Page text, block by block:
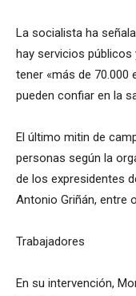
La socialista ha
hay servicios públicos
tener «más de 70.000
pueden confiar en la
El último mitin de
personas según la
de los expresidentes
Antonio Griñán, entre
Trabajadores
En su intervención,